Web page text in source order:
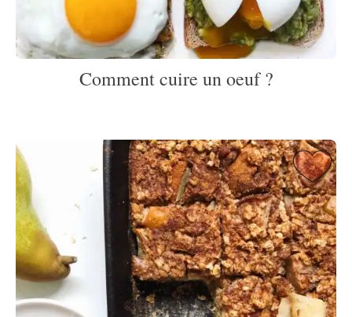
Comment cuire un oeuf ?